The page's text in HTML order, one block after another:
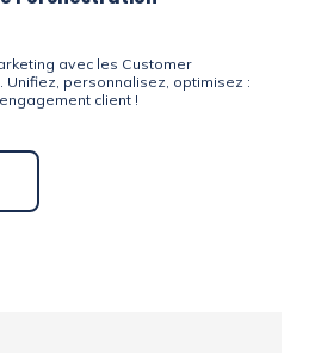
avec les Customer
Unifiez, personnalisez, optimisez :
client !